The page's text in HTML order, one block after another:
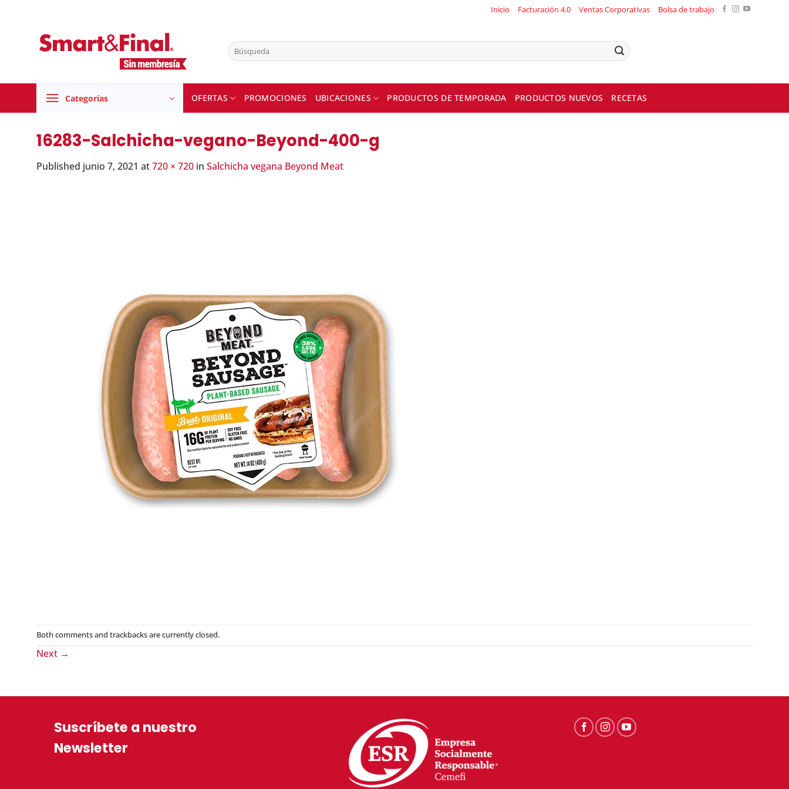
Inicio Facturación 4.0 Ventas Corporativas Bolsa de trabajo
Buscar
por:
Categorías OFERTAS PROMOCIONES UBICACIONES PRODUCTOS DE TEMPORADA PRODUCTOS NUEVOS RECETAS
16283-Salchicha-vegano-Beyond-400-g
Published junio 7, 2021 at720 × 720 in Salchicha vegana Beyond Meat
Both comments and trackbacks are currently closed.
Next →
Suscríbete a nuestro
Newsletter